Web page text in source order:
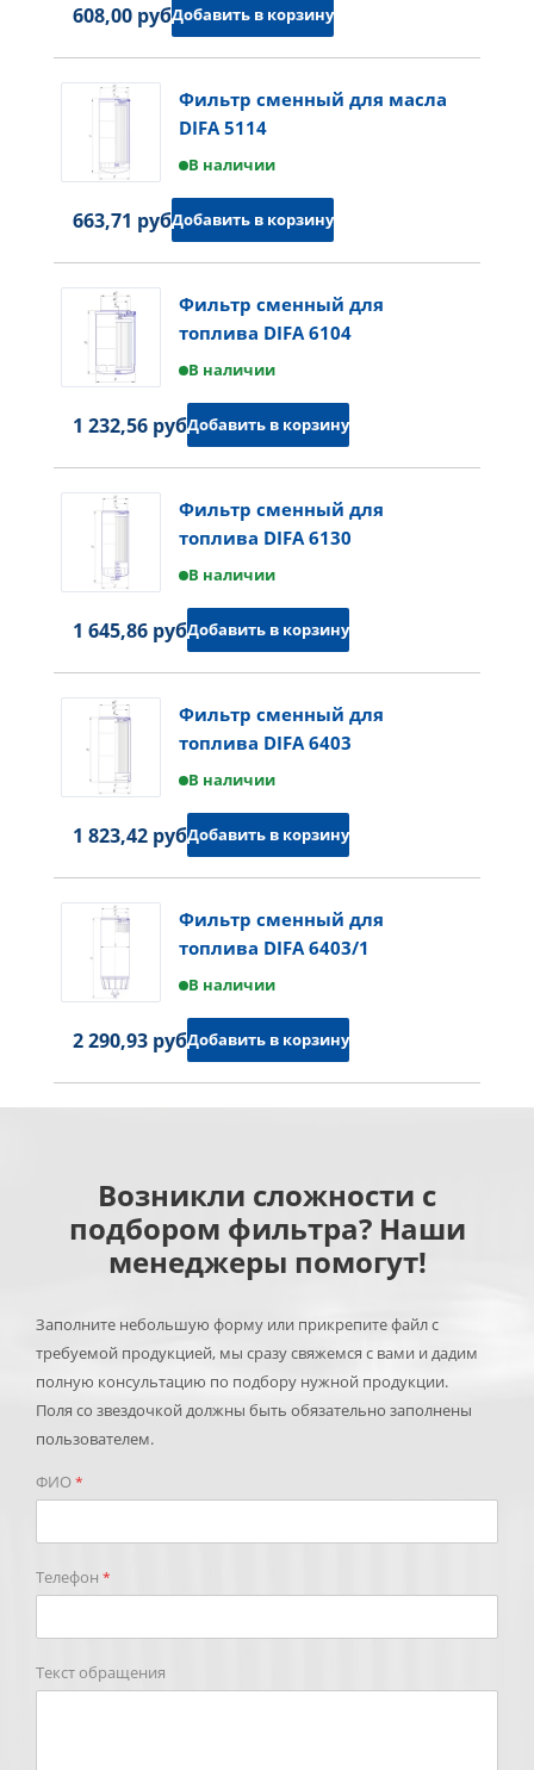
608,00 руб.Добавить в корзину
Фильтр сменный для масла
DIFA 5114
В наличии
663,71 руб.Добавить в корзину
Фильтр сменный для
топлива DIFA 6104
В наличии
1 232,56 руб.Добавить в корзину
Фильтр сменный для
топлива DIFA 6130
В наличии
1 645,86 руб.Добавить в корзину
Фильтр сменный для
топлива DIFA 6403
В наличии
1 823,42 руб.Добавить в корзину
Фильтр сменный для
топлива DIFA 6403/1
В наличии
2 290,93 руб.Добавить в корзину
Возникли сложности с
подбором фильтра? Наши
менеджеры помогут!
Заполните небольшую форму или прикрепите файл с
требуемой продукцией, мы сразу свяжемся с вами и дадим
полную консультацию по подбору нужной продукции.
Поля со звездочкой должны быть обязательно заполнены
пользователем.
ФИО*
Телефон *
Текст обращения